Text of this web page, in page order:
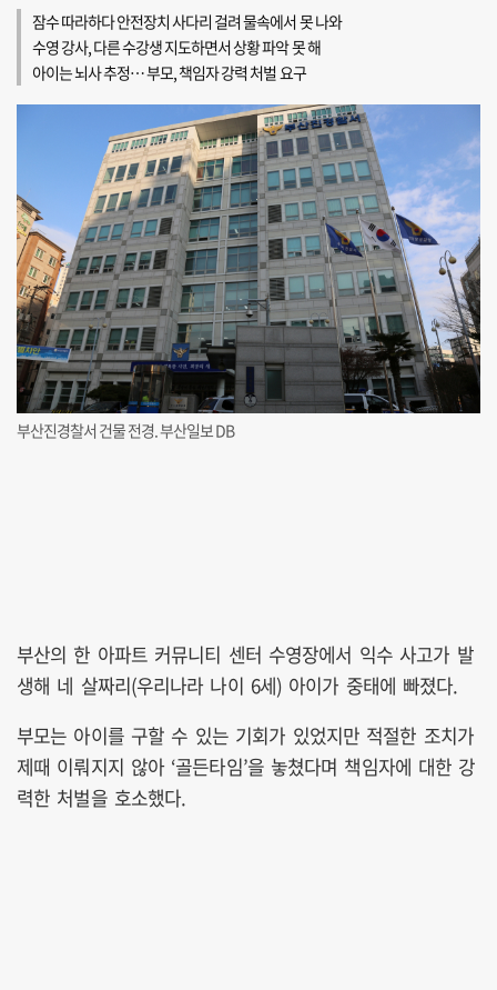
잠수 따라하다 안전장치 사다리 걸려 물속에서 못 나와
수영 강사, 다른 수강생 지도하면서 상황 파악 못 해
아이는 뇌사 추정… 부모, 책임자 강력 처벌 요구
부산진경찰서 건물 전경. 부산일보 DB
부산의 한 아파트 커뮤니티 센터 수영장에서 익수 사고가 발
생해 네 살짜리(우리나라 나이 6세) 아이가 중태에 빠졌다.
부모는 아이를 구할 수 있는 기회가 있었지만 적절한 조치가
제때 이뤄지지 않아 ‘골든타임’을 놓쳤다며 책임자에 대한 강
력한 처벌을 호소했다.